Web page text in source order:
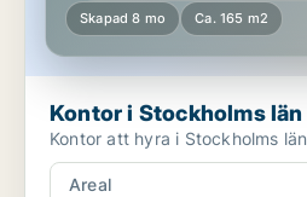
Skapad 8 mo Ca. 165 m2
Kontor i Stockholms län
Kontor att hyra i Stockholms län
Areal